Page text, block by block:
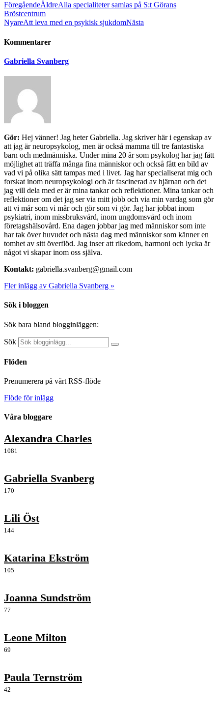
FöregåendeÄldreAlla specialiteter samlas på S:t Görans
Bröstcentrum
NyareAtt leva med en psykisk sjukdomNästa
Kommentarer
Gabriella Svanberg
Gör: Hej vänner! Jag heter Gabriella. Jag skriver här i egenskap av
att jag är neuropsykolog, men är också mamma till tre fantastiska
barn och medmänniska. Under mina 20 år som psykolog har jag fått
möjlighet att träffa många fina människor och också fått en bild av
vad vi på olika sätt tampas med i livet. Jag har specialiserat mig och
forskat inom neuropsykologi och är fascinerad av hjärnan och det
jag vill dela med er är mina tankar och reflektioner. Mina tankar och
reflektioner om det jag ser via mitt jobb och via min vardag som gör
att vi mår som vi mår och gör som vi gör. Jag har jobbat inom
psykiatri, inom missbruksvård, inom ungdomsvård och inom
företagshälsovård. Ena dagen jobbar jag med människor som inte
har tak över huvudet och nästa dag med människor som känner en
tomhet av sitt överflöd. Jag inser att rikedom, harmoni och lycka är
något vi skapar inom oss själva.
Kontakt: gabriella.svanberg@gmail.com
Fler inlägg av Gabriella Svanberg »
Sök i bloggen
Sök bara bland blogginläggen:
Sök
Flöden
Prenumerera på vårt RSS-flöde
Flöde för inlägg
Våra bloggare
Alexandra Charles
1081
Gabriella Svanberg
170
Lili Öst
144
Katarina Ekström
105
Joanna Sundström
77
Leone Milton
69
Paula Ternström
42